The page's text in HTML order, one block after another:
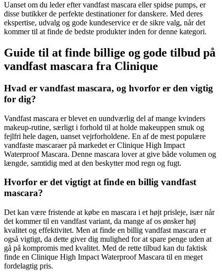
Uanset om du leder efter vandfast mascara eller spidse pumps, er
disse butikker de perfekte destinationer for danskere. Med deres
ekspertise, udvalg og gode kundeservice er de sikre valg, når det
kommer til at finde de bedste produkter inden for denne kategori.
Guide til at finde billige og gode tilbud på
vandfast mascara fra Clinique
Hvad er vandfast mascara, og hvorfor er den vigtig
for dig?
Vandfast mascara er blevet en uundværlig del af mange kvinders
makeup-rutine, særligt i forhold til at holde makeuppen smuk og
fejlfri hele dagen, uanset vejrforholdene. En af de mest populære
vandfaste mascaraer på markedet er Clinique High Impact
Waterproof Mascara. Denne mascara lover at give både volumen og
længde, samtidig med at den beskytter mod regn og fugt.
Hvorfor er det vigtigt at finde en billig vandfast
mascara?
Det kan være fristende at købe en mascara i et højt prisleje, især når
det kommer til en vandfast variant, da mange af os ønsker høj
kvalitet og effektivitet. Men at finde en billig vandfast mascara er
også vigtigt, da dette giver dig mulighed for at spare penge uden at
gå på kompromis med kvalitet. Med de rette tilbud kan du faktisk
finde en Clinique High Impact Waterproof Mascara til en meget
fordelagtig pris.